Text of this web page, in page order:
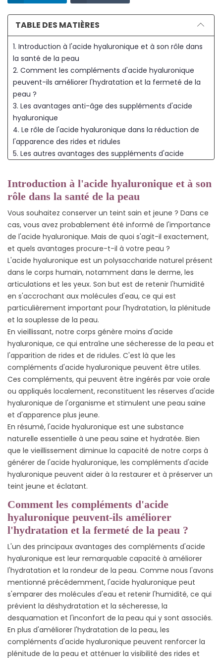
TABLE DES MATIÈRES
1. Introduction à l'acide hyaluronique et à son rôle dans
la santé de la peau
2. Comment les compléments d'acide hyaluronique
peuvent-ils améliorer l'hydratation et la fermeté de la
peau ?
3. Les avantages anti-âge des suppléments d'acide
hyaluronique
4. Le rôle de l'acide hyaluronique dans la réduction de
l'apparence des rides et ridules
5. Les autres avantages des suppléments d'acide
6. Conclusion
Introduction à l'acide hyaluronique et à son
rôle dans la santé de la peau
Vous souhaitez conserver un teint sain et jeune ? Dans ce
cas, vous avez probablement été informé de l'importance
de l'acide hyaluronique. Mais de quoi s'agit-il exactement,
et quels avantages procure-t-il à votre peau ?
L'acide hyaluronique est un polysaccharide naturel présent
dans le corps humain, notamment dans le derme, les
articulations et les yeux. Son but est de retenir l'humidité
en s'accrochant aux molécules d'eau, ce qui est
particulièrement important pour l'hydratation, la plénitude
et la souplesse de la peau.
En vieillissant, notre corps génère moins d'acide
hyaluronique, ce qui entraîne une sécheresse de la peau et
l'apparition de rides et de ridules. C'est là que les
compléments d'acide hyaluronique peuvent être utiles.
Ces compléments, qui peuvent être ingérés par voie orale
ou appliqués localement, reconstituent les réserves d'acide
hyaluronique de l'organisme et stimulent une peau saine
et d'apparence plus jeune.
En résumé, l'acide hyaluronique est une substance
naturelle essentielle à une peau saine et hydratée. Bien
que le vieillissement diminue la capacité de notre corps à
générer de l'acide hyaluronique, les compléments d'acide
hyaluronique peuvent aider à la restaurer et à préserver un
teint jeune et éclatant.
Comment les compléments d'acide
hyaluronique peuvent-ils améliorer
l'hydratation et la fermeté de la peau ?
L'un des principaux avantages des compléments d'acide
hyaluronique est leur remarquable capacité à améliorer
l'hydratation et la rondeur de la peau. Comme nous l'avons
mentionné précédemment, l'acide hyaluronique peut
s'emparer des molécules d'eau et retenir l'humidité, ce qui
prévient la déshydratation et la sécheresse, la
desquamation et l'inconfort de la peau qui y sont associés.
En plus d'améliorer l'hydratation de la peau, les
compléments d'acide hyaluronique peuvent renforcer la
plénitude de la peau et atténuer la visibilité des rides et